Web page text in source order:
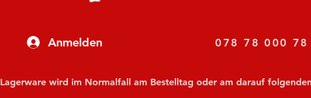
Anmelden 078
Lagerware wird im Normalfall am Bestelltag oder am darauf